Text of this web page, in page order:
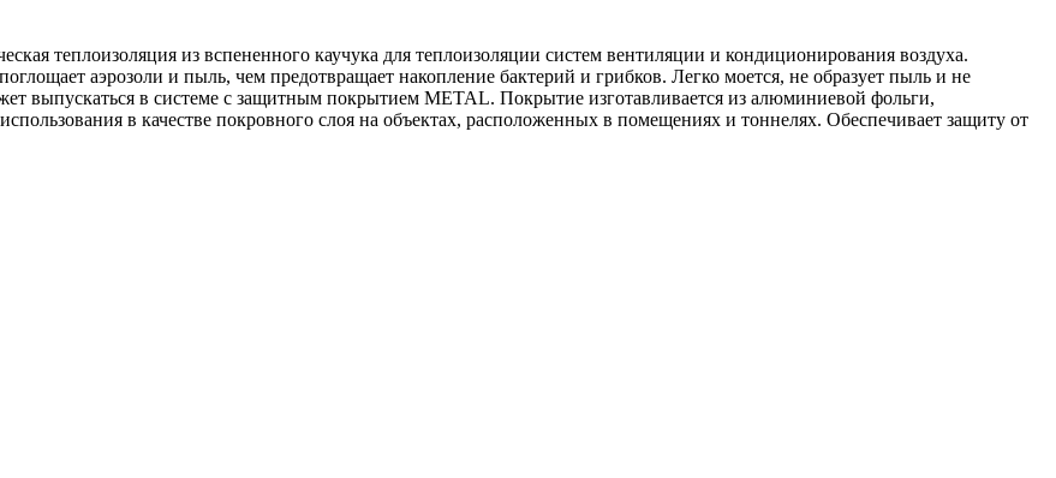
теплоизоляция из вспененного каучука для теплоизоляции систем вентиляции и кондиционирования воздуха.
аэрозоли и пыль, чем предотвращает накопление бактерий и грибков. Легко моется, не образует пыль и не
выпускаться в системе c защитным покрытием METAL. Покрытие изготавливается из алюминиевой фольги,
в качестве покровного слоя на объектах, расположенных в помещениях и тоннелях. Обеспечивает защиту от